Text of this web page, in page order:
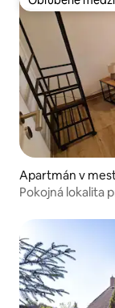
Obľúbené
Apartmán v
Pokojná lokalita